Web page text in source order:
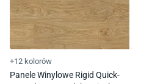
+12 kolorów
Panele Winylowe Rigid Quick-